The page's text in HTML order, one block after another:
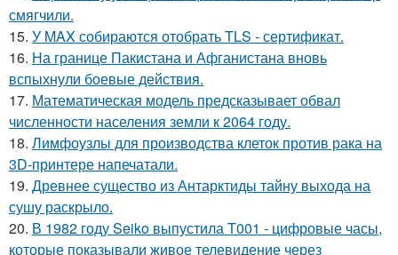
смягчили.
15. У MAX собираются отобрать TLS - сертификат.
16. На границе Пакистана и Афганистана вновь
вспыхнули боевые действия.
17. Математическая модель предсказывает обвал
численности населения земли к 2064 году.
18. Лимфоузлы для производства клеток против рака на
3D-принтере напечатали.
19. Древнее существо из Антарктиды тайну выхода на
сушу раскрыло.
20. В 1982 году Seiko выпустила T001 - цифровые часы,
которые показывали живое телевидение через